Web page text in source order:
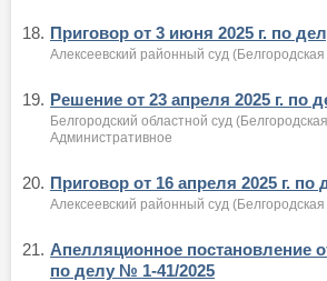
18. Приговор от 3 июня 2025 г. по
Алексеевский районный суд (Белгородская
19. Решение от 23 апреля 2025 г. по
Белгородский областной суд
Административное
20. Приговор от 16 апреля 2025 г.
Алексеевский районный суд (Белгородская
21. Апелляционное постановление
по делу № 1-41/2025